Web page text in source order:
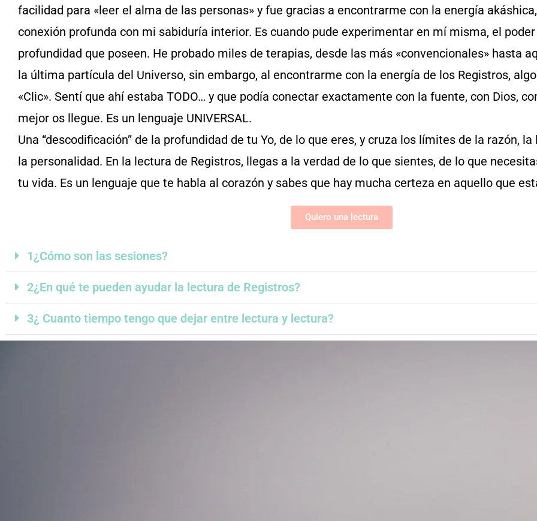
facilidad para «leer el alma de las personas» y fue gracias a encontrarme con la energía
conexión profunda con mi sabiduría interior. Es cuando pude experimentar en mí misma, el
profundidad que poseen. He probado miles de terapias, desde las más «convencionales» hasta
la última partícula del Universo, sin embargo, al encontrarme con la energía de los Registros,
«Clic». Sentí que ahí estaba TODO… y que podía conectar exactamente con la fuente, con Dios,
mejor os llegue. Es un lenguaje UNIVERSAL.
Una “descodificación” de la profundidad de tu Yo, de lo que eres, y cruza los límites de la razón,
la personalidad. En la lectura de Registros, llegas a la verdad de lo que sientes, de lo que
tu vida. Es un lenguaje que te habla al corazón y sabes que hay mucha certeza en aquello que
Quiero una lectura
1¿Cómo son las sesiones?
2¿En qué te pueden ayudar la lectura de Registros?
3¿ Cuanto tiempo tengo que dejar entre lectura y lectura?